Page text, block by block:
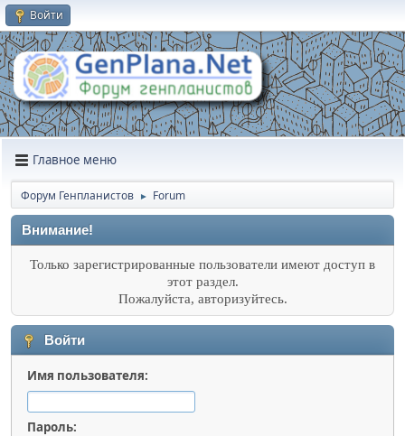
Войти
Главное меню
Форум Генпланистов ► Forum
Внимание!
Только зарегистрированные пользователи имеют доступ в
этот раздел.
Пожалуйста, авторизуйтесь.
Войти
Имя пользователя:
Пароль: